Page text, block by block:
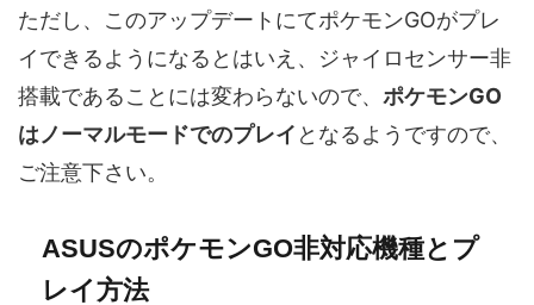
ただし、このアップデートにてポケモンGOがプレ
イできるようになるとはいえ、ジャイロセンサー非
搭載であることには変わらないので、 ポケモンGO
はノーマルモードでのプレイ となるようですので、
ご注意下さい。
ASUSのポケモンGO非対応機種とプ
レイ方法